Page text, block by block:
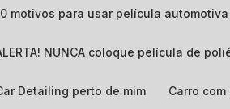
10 motivos para usar película automotiva
ALERTA! NUNCA coloque película de
Car Detailing perto de mim Carro com